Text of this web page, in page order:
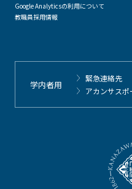
Google Analyticsの利用について
教職員採用情報
学内者用
緊急連絡先
アカンサスポ